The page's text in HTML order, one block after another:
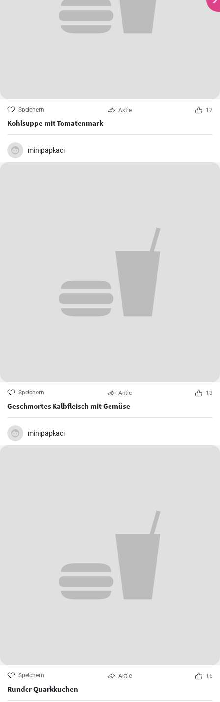
Speichern Aktie 12
Kohlsuppe mit Tomatenmark
minipapkaci
Speichern Aktie 13
Geschmortes Kalbfleisch mit Gemüse
minipapkaci
Speichern Aktie 16
Runder Quarkkuchen